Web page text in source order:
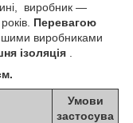
виробник —
Перевагою
виробниками
ізоляція
Умови
застосува